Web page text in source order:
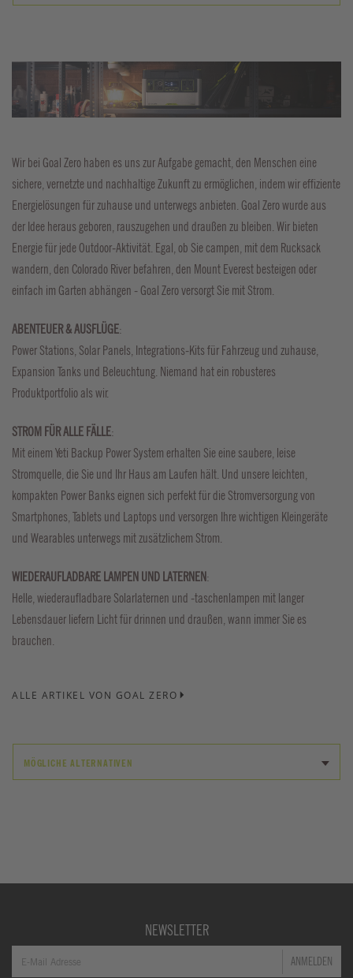
Wir bei Goal Zero haben es uns zur Aufgabe gemacht, den Menschen eine
sichere, vernetzte und nachhaltige Zukunft zu ermöglichen, indem wir effiziente
Energielösungen für zuhause und unterwegs anbieten. Goal Zero wurde aus
der Idee heraus geboren, rauszugehen und draußen zu bleiben. Wir bieten
Energie für jede Outdoor-Aktivität. Egal, ob Sie campen, mit dem Rucksack
wandern, den Colorado River befahren, den Mount Everest besteigen oder
einfach im Garten abhängen - Goal Zero versorgt Sie mit Strom.
ABENTEUER & AUSFLÜGE:
Power Stations, Solar Panels, Integrations-Kits für Fahrzeug und zuhause,
Expansion Tanks und Beleuchtung. Niemand hat ein robusteres
Produktportfolio als wir.
STROM FÜR ALLE FÄLLE:
Mit einem Yeti Backup Power System erhalten Sie eine saubere, leise
Stromquelle, die Sie und Ihr Haus am Laufen hält. Und unsere leichten,
kompakten Power Banks eignen sich perfekt für die Stromversorgung von
Smartphones, Tablets und Laptops und versorgen Ihre wichtigen Kleingeräte
und Wearables unterwegs mit zusätzlichem Strom.
WIEDERAUFLADBARE LAMPEN UND LATERNEN:
Helle, wiederaufladbare Solarlaternen und -taschenlampen mit langer
Lebensdauer liefern Licht für drinnen und draußen, wann immer Sie es
brauchen.
ALLE ARTIKEL VON GOAL ZERO
MÖGLICHE ALTERNATIVEN
NEWSLETTER
ANMELDEN